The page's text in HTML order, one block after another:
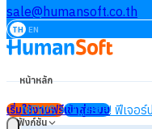
sale@humansoft.co.th
TH EN
หน้าหลัก
ฟังก์ชัน
เริ่มใช้งานฟรีเข้าสู่ระบบ
NEWS Update! ฟีเจอร์